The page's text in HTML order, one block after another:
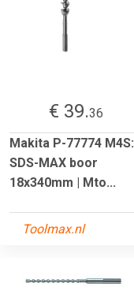
€ 39.36
Makita P-77774 M4S:
SDS-MAX boor
18x340mm | Mto...
Toolmax.nl